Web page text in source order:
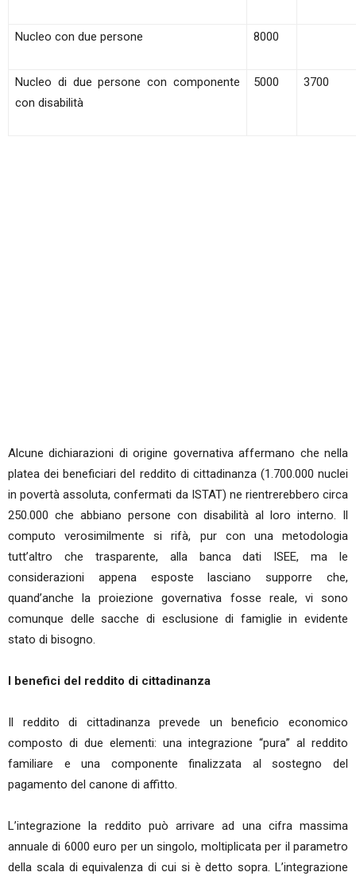
Nucleo con due persone 8000
Nucleo di due persone con componente
con disabilità
5000 3700
Alcune dichiarazioni di origine governativa affermano che nella
platea dei beneficiari del reddito di cittadinanza (1.700.000 nuclei
in povertà assoluta, confermati da ISTAT) ne rientrerebbero circa
250.000 che abbiano persone con disabilità al loro interno. Il
computo verosimilmente si rifà, pur con una metodologia
tutt’altro che trasparente, alla banca dati ISEE, ma le
considerazioni appena esposte lasciano supporre che,
quand’anche la proiezione governativa fosse reale, vi sono
comunque delle sacche di esclusione di famiglie in evidente
stato di bisogno.
I benefici del reddito di cittadinanza
Il reddito di cittadinanza prevede un beneficio economico
composto di due elementi: una integrazione “pura” al reddito
familiare e una componente finalizzata al sostegno del
pagamento del canone di affitto.
L’integrazione la reddito può arrivare ad una cifra massima
annuale di 6000 euro per un singolo, moltiplicata per il parametro
della scala di equivalenza di cui si è detto sopra. L’integrazione